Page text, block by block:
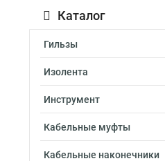
Каталог
Гильзы
Изолента
Инструмент
Кабельные муфты
Кабельные наконечники